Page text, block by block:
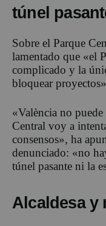
túnel
Sobre el Parque
lamentado que «el
complicado y la
bloquear
«València no
Central voy a
consensos», ha
denunciado: «no
túnel pasante ni la
Alcaldesa y